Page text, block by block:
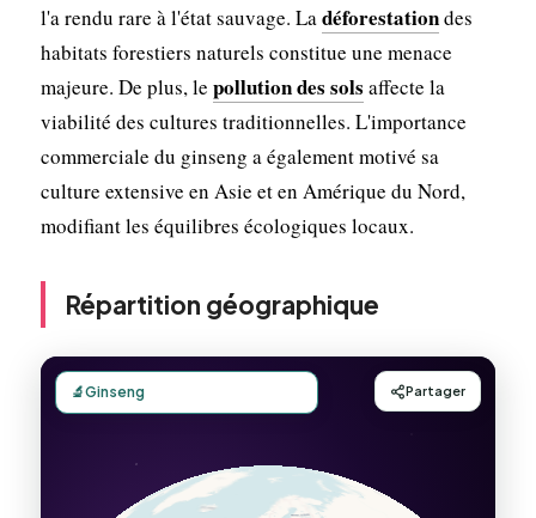
l'a rendu rare à l'état sauvage. Ladéforestationdes
habitats forestiers naturels constitue une menace
majeure. De plus, le pollution des sols affecte la
viabilité des cultures traditionnelles. L'importance
commerciale du ginseng a également motivé sa
culture extensive en Asie et en Amérique du Nord,
modifiant les équilibres écologiques locaux.
Répartition géographique